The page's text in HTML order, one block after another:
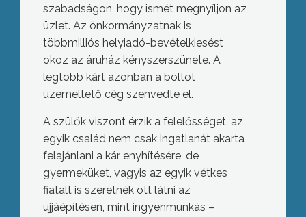
szabadságon, hogy ismét megnyíljon az
üzlet. Az önkormányzatnak is
többmilliós helyiadó-bevételkiesést
okoz az áruház kényszerszünete. A
legtöbb kárt azonban a boltot
üzemeltető cég szenvedte el.
A szülők viszont érzik a felelősséget, az
egyik család nem csak ingatlanát akarta
felajánlani a kár enyhítésére, de
gyermeküket, vagyis az egyik vétkes
fiatalt is szeretnék ott látni az
újjáépítésen, mint ingyenmunkás –